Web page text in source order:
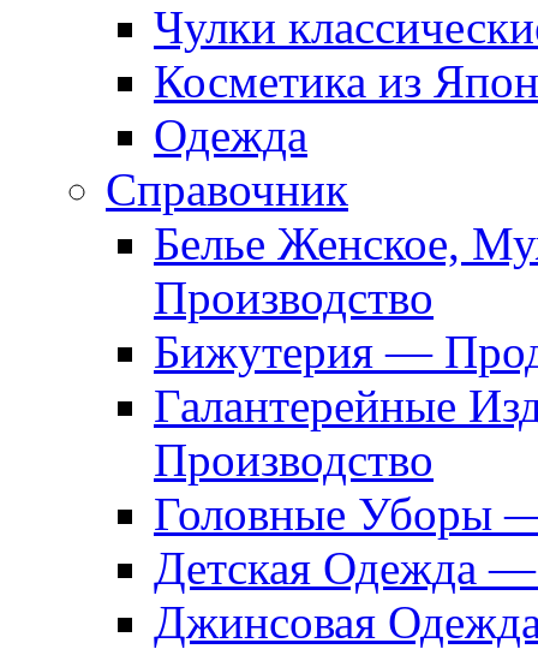
Чулки
Косметика из
Одежда
Справочник
Белье Женское,
Производство
Бижутерия —
Галантерейные
Производство
Головные Уборы
Детская Одежда
Джинсовая